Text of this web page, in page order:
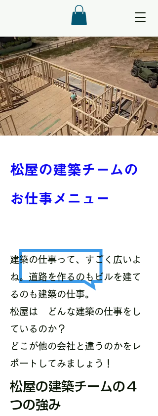
松屋の建築チームの
お仕事メニュー
建築の仕事って、すごく広いよ
ね。道路を作るのもビルを建て
るのも建築の仕事。
​松屋は どんな建築の仕事をし
ているのか？
どこが他の会社と違うのかをレ
ポートしてみましょう！
​松屋の建築チームの４
つの強み